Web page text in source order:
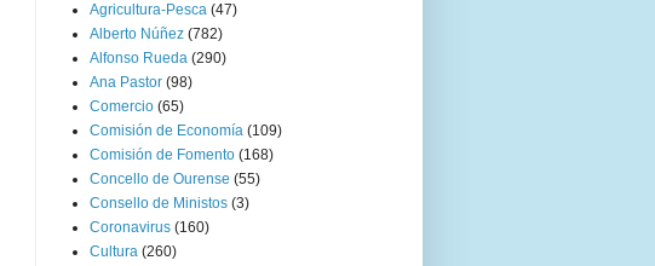
Agricultura-Pesca (47)
Alberto Núñez (782)
Alfonso Rueda (290)
Ana Pastor (98)
Comercio (65)
Comisión de Economía (109)
Comisión de Fomento (168)
Concello de Ourense (55)
Consello de Ministos (3)
Coronavirus (160)
Cultura (260)